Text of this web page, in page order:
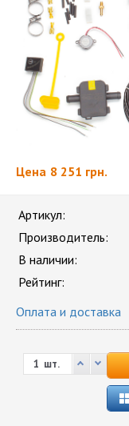
Цена 8 251 грн.
Артикул:
Производитель:
В наличии:
Рейтинг:
Оплата и доставка
шт.